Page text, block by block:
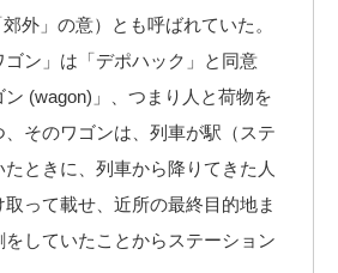
郊外」の意）とも呼ばれていた。
ゴン」は「デポハック」と同意
(wagon)」、つまり人と荷物を
そのワゴンは、列車が駅（ステ
ときに、列車から降りてきた人
って載せ、近所の最終目的地ま
していたことからステーション